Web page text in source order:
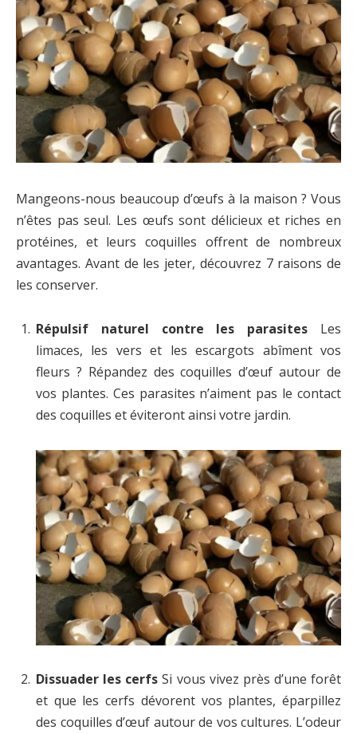
Mangeons-nous beaucoup d’œufs à la maison ? Vous
n’êtes pas seul. Les œufs sont délicieux et riches en
protéines, et leurs coquilles offrent de nombreux
avantages. Avant de les jeter, découvrez 7 raisons de
les conserver.
Répulsif naturel contre les parasites Les
limaces, les vers et les escargots abîment vos
fleurs ? Répandez des coquilles d’œuf autour de
vos plantes. Ces parasites n’aiment pas le contact
des coquilles et éviteront ainsi votre jardin.
Dissuader les cerfs Si vous vivez près d’une forêt
et que les cerfs dévorent vos plantes, éparpillez
des coquilles d’œuf autour de vos cultures. L’odeur